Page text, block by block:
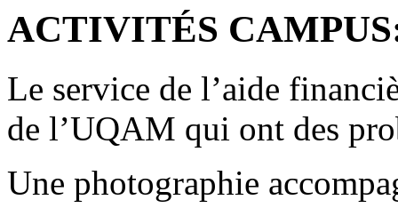
ACTIVITÉS
Le service de l’aide
de l’UQAM qui ont des
Une photographie